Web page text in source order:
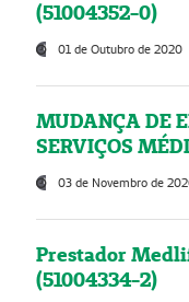
(51004352-0)
01 de Outubro de 2020
MUDANÇA DE
SERVIÇOS
03 de Novembro de
Prestador
(51004334-2)